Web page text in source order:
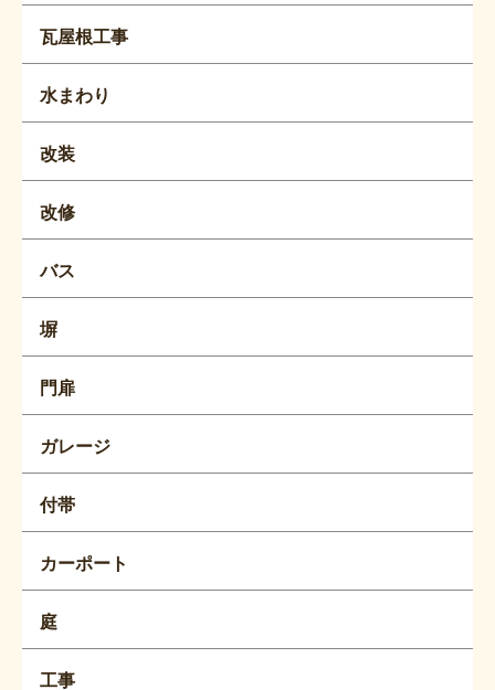
瓦屋根工事
水まわり
改装
改修
バス
塀
門扉
ガレージ
付帯
カーポート
庭
工事